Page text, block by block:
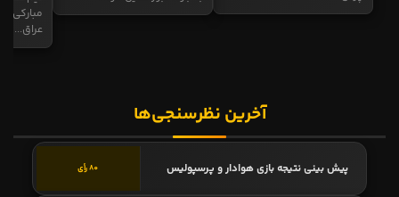
مبارکی
عراق...
آخرین نظرسنجی‌ها
پیش بینی نتیجه بازی هوادار و پرسپولیس 80 رأی